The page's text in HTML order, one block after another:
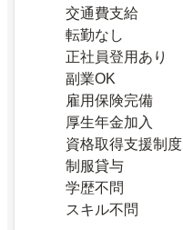
交通費支給
転勤なし
正社員登用あり
副業OK
雇用保険完備
厚生年金加入
資格取得支援制度
制服貸与
学歴不問
スキル不問